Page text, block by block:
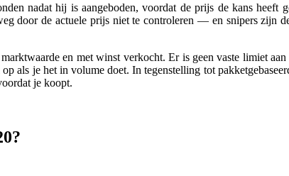
nadat hij is aangeboden, voordat de prijs de kans heeft
door de actuele prijs niet te controleren — en snipers zijn
en met winst verkocht. Er is geen vaste limiet
als je het in volume doet. In tegenstelling tot
je koopt.